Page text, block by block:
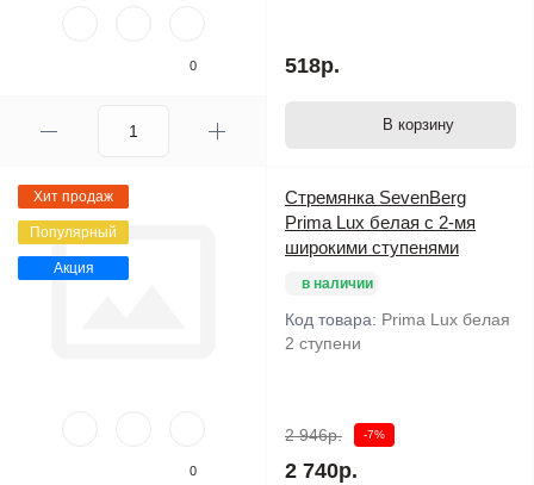
0 518р.
В корзину
Хит продаж
Популярный
Акция
0
Стремянка SevenBerg
Prima Lux белая с 2-мя
широкими ступенями
в наличии
Код товара: Prima Lux белая
2 ступени
2 946р. -7%
2 740р.